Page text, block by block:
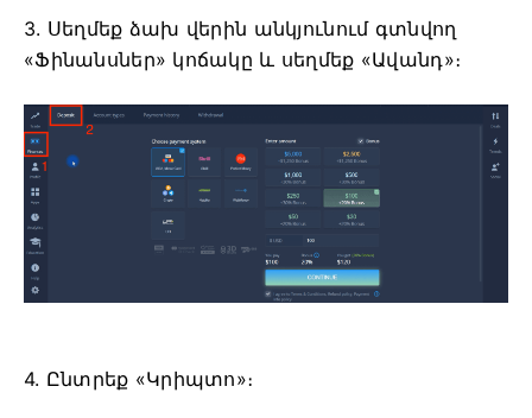
3. Սեղմեք ձախ վերին անկյունում գտնվող
«Ֆինանսներ» կոճակը և սեղմեք «Ավանդ»։
4. Ընտրեք «Կրիպտո»։